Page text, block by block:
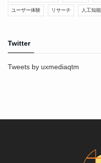
ユーザー体験 リサーチ 人工知能
Twitter
Tweets by uxmediaqtm